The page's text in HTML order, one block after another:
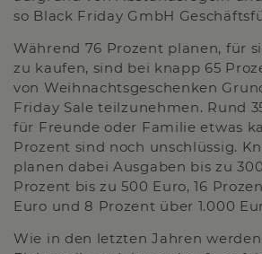
so Black Friday GmbH
Während 76 Prozent planen, für
zu kaufen, sind bei knapp 65
von Weihnachtsgeschenken
Friday Sale teilzunehmen. Rund
für Freunde oder Familie etwas
Prozent sind noch unschlüssig.
planen dabei Ausgaben bis zu
Prozent bis zu 500 Euro, 16
Euro und 8 Prozent über 1.000
Wie in den letzten Jahren